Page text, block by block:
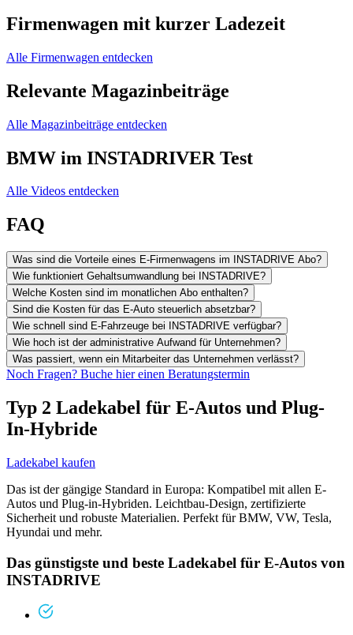
Firmenwagen mit kurzer Ladezeit
Alle Firmenwagen entdecken
Relevante Magazinbeiträge
Alle Magazinbeiträge entdecken
BMW im INSTADRIVER Test
Alle Videos entdecken
FAQ
Was sind die Vorteile eines E-Firmenwagens im INSTADRIVE Abo?
Wie funktioniert Gehaltsumwandlung bei INSTADRIVE?
Welche Kosten sind im monatlichen Abo enthalten?
Sind die Kosten für das E-Auto steuerlich absetzbar?
Wie schnell sind E-Fahrzeuge bei INSTADRIVE verfügbar?
Wie hoch ist der administrative Aufwand für Unternehmen?
Was passiert, wenn ein Mitarbeiter das Unternehmen verlässt?
Noch Fragen? Buche hier einen Beratungstermin
Typ 2 Ladekabel für E-Autos und Plug-
In-Hybride
Ladekabel kaufen
Das ist der gängige Standard in Europa: Kompatibel mit allen E-
Autos und Plug-in-Hybriden. Leichtbau-Design, zertifizierte
Sicherheit und robuste Materialien. Perfekt für BMW, VW, Tesla,
Hyundai und mehr.
Das günstigste und beste Ladekabel für E-Autos von
INSTADRIVE